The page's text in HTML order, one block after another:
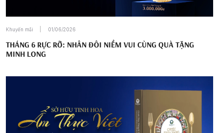
Khuyến mãi 01/06/2026
THÁNG 6 RỰC RỠ: NHÂN ĐÔI NIỀM VUI CÙNG QUÀ TẶNG
MINH LONG